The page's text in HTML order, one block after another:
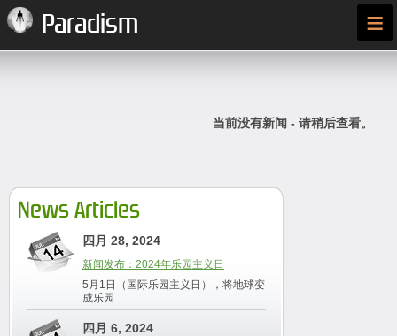
Paradism ≡
当前没有新闻 - 请稍后查看。
News Articles
四月 28, 2024
新闻发布：2024年乐园主义日
5月1日（国际乐园主义日），将地球变
成乐园
四月 6, 2024